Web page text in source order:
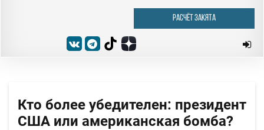
РАСЧЁТ ЗАКЯТА
Кто более убедителен: президент
США или американская бомба?